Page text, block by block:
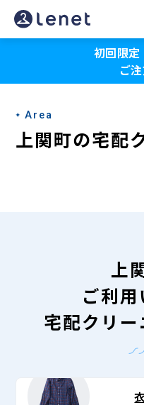
上
関
の
宅
配
初回限定
ご
Area
上関町の宅配
上
ご利
宅配クリ